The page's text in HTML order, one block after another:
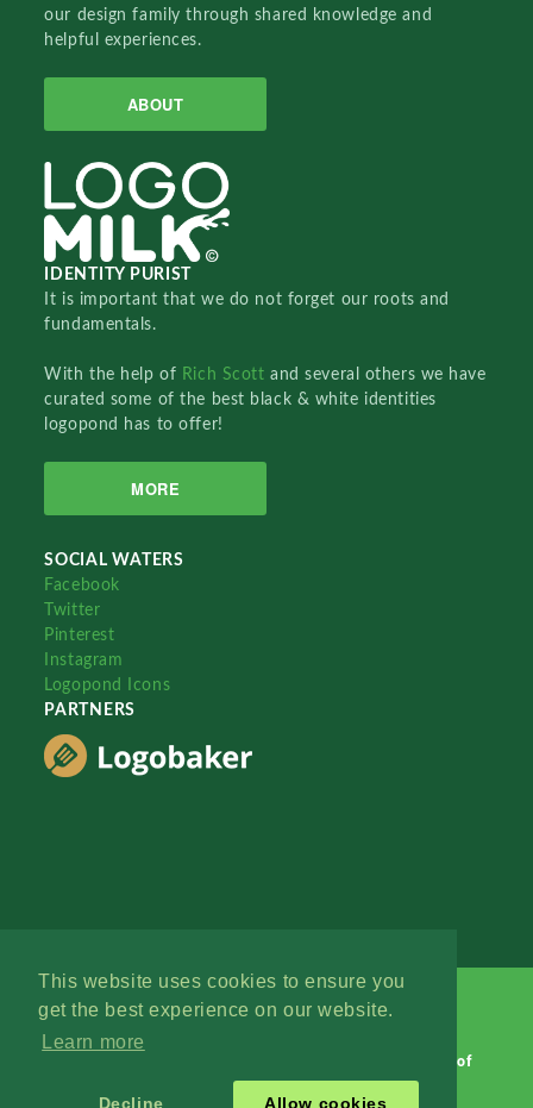
This website uses cookies to ensure you
get the best experience on our website.
Learn more
Decline Allow cookies
our design family through shared knowledge and
helpful experiences.
ABOUT
IDENTITY PURIST
It is important that we do not forget our roots and
fundamentals.
With the help of Rich Scottand several others we have
curated some of the best black & white identities
logopond has to offer!
MORE
SOCIAL WATERS
Facebook
Twitter
Pinterest
Instagram
Logopond Icons
PARTNERS
Terms of